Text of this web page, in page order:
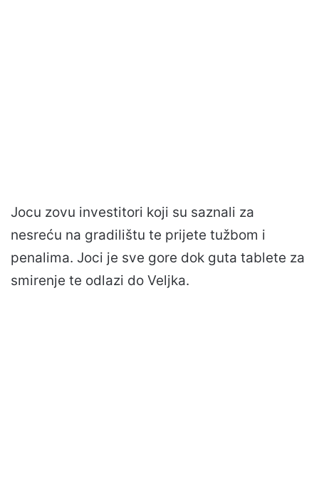
Jocu zovu investitori koji su saznali za
nesreću na gradilištu te prijete tužbom i
penalima. Joci je sve gore dok guta tablete za
smirenje te odlazi do Veljka.